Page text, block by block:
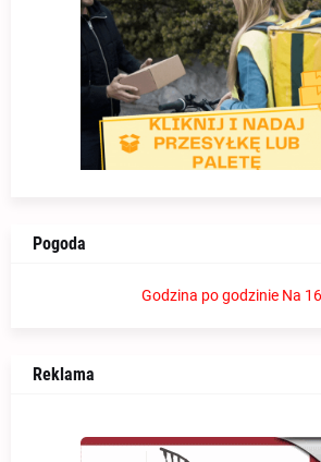
Pogoda
Godzina po godzinie Na
Reklama